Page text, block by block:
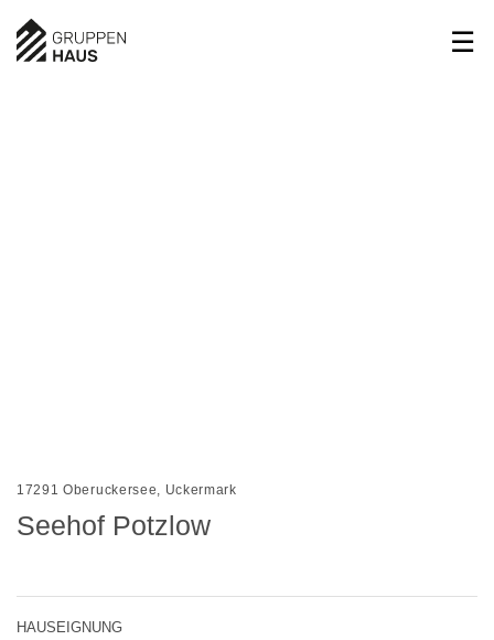
17291 Oberuckersee, Uckermark
Seehof Potzlow
HAUSEIGNUNG